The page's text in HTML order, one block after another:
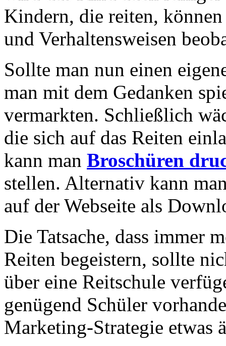
Kindern, die reiten,
und Verhaltensweisen
Sollte man nun einen
man mit dem Gedanken
vermarkten. Schließlich
die sich auf das Reiten
kann man Broschüren
stellen. Alternativ kann
auf der Webseite als
Die Tatsache, dass immer
Reiten begeistern, sollte
über eine Reitschule
genügend Schüler
Marketing-Strategie etwas